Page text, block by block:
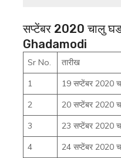
सप्टेंबर 2020 चालु
Ghadamodi
Sr No. तारीख
1
19 सप्टेंबर 2020
2
20 सप्टेंबर 2020
3
23 सप्टेंबर 2020
4
24 सप्टेंबर 2020